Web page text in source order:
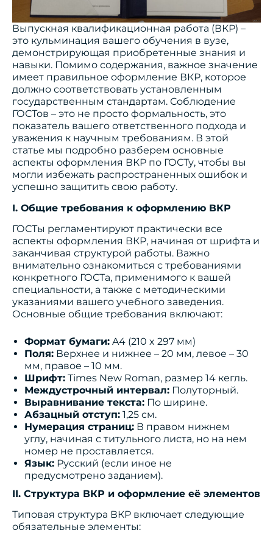
Выпускная квалификационная работа (ВКР) –
это кульминация вашего обучения в вузе,
демонстрирующая приобретенные знания и
навыки. Помимо содержания, важное значение
имеет правильное оформление ВКР, которое
должно соответствовать установленным
государственным стандартам. Соблюдение
ГОСТов – это не просто формальность, это
показатель вашего ответственного подхода и
уважения к научным требованиям. В этой
статье мы подробно разберем основные
аспекты оформления ВКР по ГОСТу, чтобы вы
могли избежать распространенных ошибок и
успешно защитить свою работу.
I. Общие требования к оформлению ВКР
ГОСТы регламентируют практически все
аспекты оформления ВКР, начиная от шрифта и
заканчивая структурой работы. Важно
внимательно ознакомиться с требованиями
конкретного ГОСТа, применимого к вашей
специальности, а также с методическими
указаниями вашего учебного заведения.
Основные общие требования включают:
Формат бумаги: A4 (210 x 297 мм)
Поля: Верхнее и нижнее – 20 мм, левое – 30
мм, правое – 10 мм.
Шрифт: Times New Roman, размер 14 кегль.
Междустрочный интервал: Полуторный.
Выравнивание текста: По ширине.
Абзацный отступ: 1,25 см.
Нумерация страниц: В правом нижнем
углу, начиная с титульного листа, но на нем
номер не проставляется.
Язык: Русский (если иное не
предусмотрено заданием).
II. Структура ВКР и оформление её элементов
Типовая структура ВКР включает следующие
обязательные элементы: